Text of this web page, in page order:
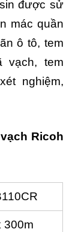
được sử
mác quần
ô tô, tem
vạch, tem
nghiệm,
Ricoh
300m